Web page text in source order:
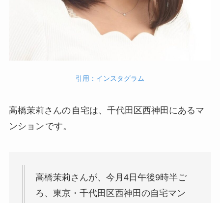
引用：インスタグラム
高橋茉莉さんの 自宅は、千代田区西神田にあるマ
ンション です。
高橋茉莉さんが、今月4日午後9時半ご
ろ、東京・千代田区西神田の自宅マン